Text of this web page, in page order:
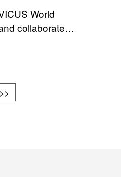
World
collaborate…
>>